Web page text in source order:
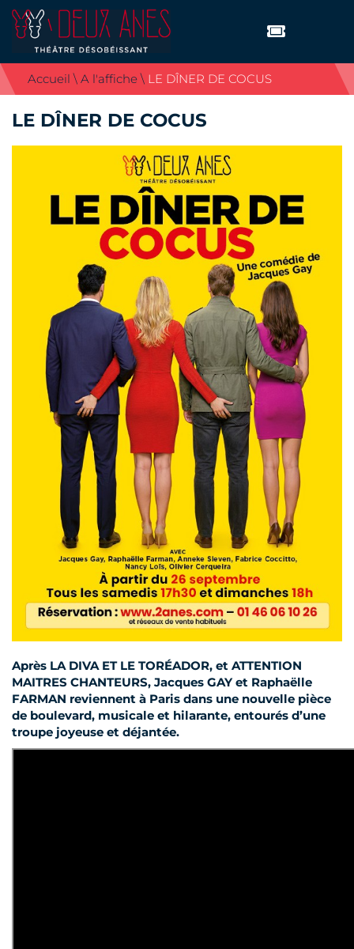
THÉÂTRE
L’équipe
Histoire
Galerie Photos
A L’AFFICHE
ACTUALITÉS
PRODUITS
Les livres des chansonniers
Les DVD
PRATIQUE
EVÉNEMENTIEL
Accueil \ A l'affiche\ LE DÎNER DE COCUS
LE DÎNER DE COCUS
Après LA DIVA ET LE TORÉADOR, et ATTENTION
MAITRES CHANTEURS, Jacques GAY et Raphaëlle
FARMAN reviennent à Paris dans une nouvelle pièce
de boulevard, musicale et hilarante, entourés d’une
troupe joyeuse et déjantée.